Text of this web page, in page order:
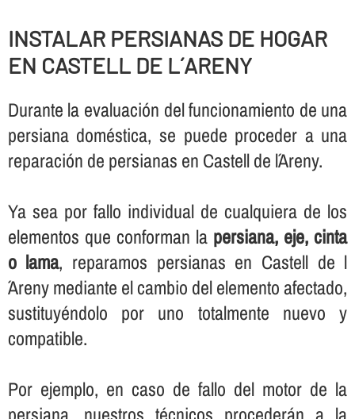
INSTALAR PERSIANAS DE HOGAR
EN CASTELL DE L´ARENY
Durante la evaluación del funcionamiento de una
persiana doméstica, se puede proceder a una
reparación de persianas en Castell de l´Areny.
Ya sea por fallo individual de cualquiera de los
elementos que conforman la persiana, eje, cinta
o lama, reparamos persianas en Castell de l
´Areny mediante el cambio del elemento afectado,
sustituyéndolo por uno totalmente nuevo y
compatible.
Por ejemplo, en caso de fallo del motor de la